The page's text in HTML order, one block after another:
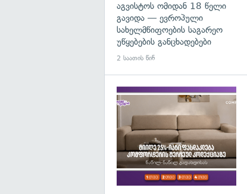
აგვისტოს ომიდან 18 წელი
გავიდა — ევროპული
სახელმწიფოების საგარეო
უწყებების განცხადებები
2 საათის წინ